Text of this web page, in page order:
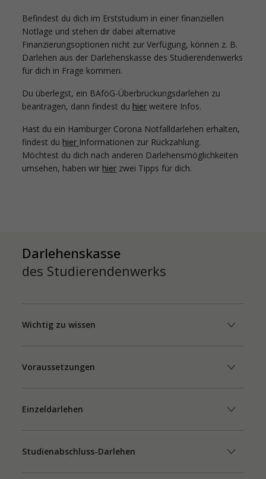
Befindest du dich im Erststudium in einer finanziellen
Notlage und stehen dir dabei alternative
Finanzierungsoptionen nicht zur Verfügung, können z. B.
Darlehen aus der Darlehenskasse des Studierendenwerks
für dich in Frage kommen.
Du überlegst, ein BAföG-Überbrückungsdarlehen zu
beantragen, dann findest duhier weitere Infos.
Hast du ein Hamburger Corona Notfalldarlehen erhalten,
findest duhier Informationen zur Rückzahlung.
Möchtest du dich nach anderen Darlehensmöglichkeiten
umsehen, haben wirhier zwei Tipps für dich.
Darlehenskasse
des Studierendenwerks
Wichtig zu wissen
Voraussetzungen
Einzeldarlehen
Studienabschluss-Darlehen